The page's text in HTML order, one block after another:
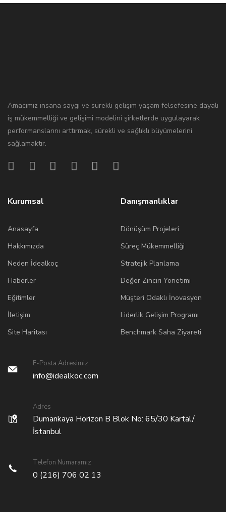
Amacımız insana saygı ve sürekli gelişim yaşam felsefesine dayalı
iş mükemmelliği ve gelişimi modelini şirketlerde uygulayarak
performanslarını arttırmak, sürekli ve sağlıklı büyümelerini
sağlamaktır.
Kurumsal
Anasayfa
Hakkımızda
Neden İdealkoç
Haberler
Eğitimler
İletişim
Site Haritası
Danışmanlıklar
Dönüşüm Projeleri
Süreç Mükemmelliği
Stratejik Planlama
Değer Zinciri Yönetimi
Müşteri Odaklı İnovasyon
Liderlik Gelişim Programı
Benchmark Saha Ziyareti
E-Posta Adresimiz
info@idealkoc.com
Adres
Dumankaya Horizon B Blok No: 65/30 Kartal/
İstanbul
Telefon Numaramız
0 (216) 706 02 13